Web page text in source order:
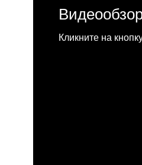
Кликните на